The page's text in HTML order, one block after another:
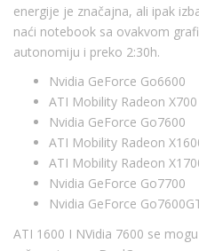
energije je značajna, ali ipak
naći notebook sa ovakvom
autonomiju i preko 2:30h.
Nvidia GeForce Go6600
ATI Mobility Radeon X700
Nvidia GeForce Go7600
ATI Mobility Radeon
ATI Mobility Radeon
Nvidia GeForce Go7700
Nvidia GeForce
ATI 1600 I NVidia 7600 se